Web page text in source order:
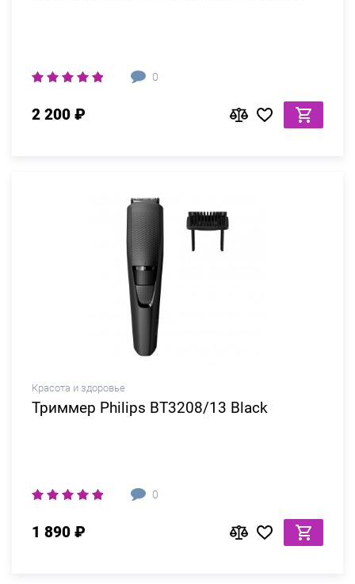
0
2 200 ₽
Красота и здоровье
Триммер Philips BT3208/13 Black
0
1 890 ₽